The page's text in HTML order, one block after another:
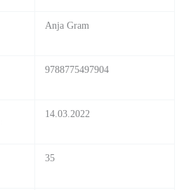
Anja Gram
9788775497904
14.03.2022
35